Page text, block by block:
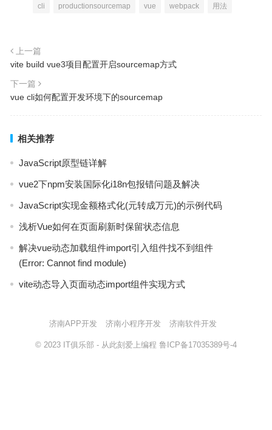
cli productionsourcemap vue webpack 用法
上一篇
vite build vue3项目配置开启sourcemap方式
下一篇
vue cli如何配置开发环境下的sourcemap
相关推荐
JavaScript原型链详解
vue2下npm安装国际化i18n包报错问题及解决
JavaScript实现金额格式化(元转成万元)的示例代码
浅析Vue如何在页面刷新时保留状态信息
解决vue动态加载组件import引入组件找不到组件
(Error: Cannot find module)
vite动态导入页面动态import组件实现方式
济南APP开发 济南小程序开发 济南软件开发
© 2023 IT俱乐部 - 从此刻爱上编程 鲁ICP备17035389号-4